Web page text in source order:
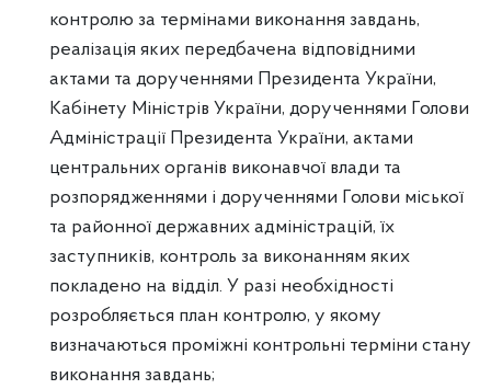
контролю за термінами виконання завдань,
реалізація яких передбачена відповідними
актами та дорученнями Президента України,
Кабінету Міністрів України, дорученнями Голови
Адміністрації Президента України, актами
центральних органів виконавчої влади та
розпорядженнями і дорученнями Голови міської
та районної державних адміністрацій, їх
заступників, контроль за виконанням яких
покладено на відділ. У разі необхідності
розробляється план контролю, у якому
визначаються проміжні контрольні терміни стану
виконання завдань;